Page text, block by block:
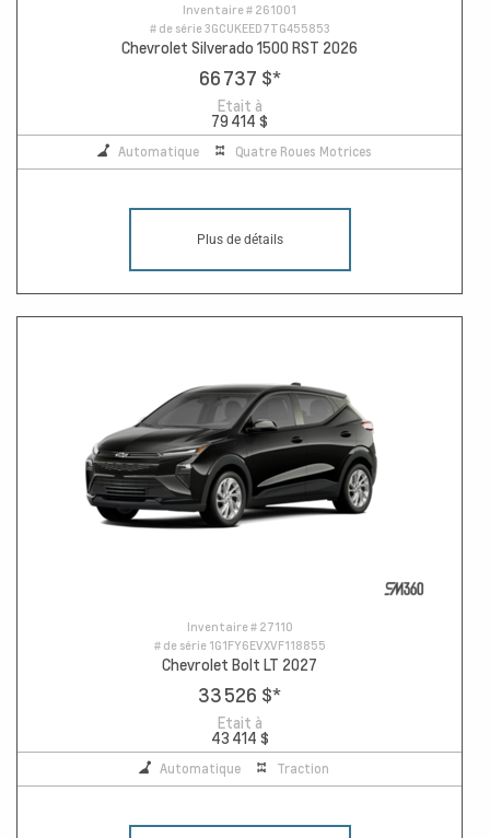
Inventaire # 261001
# de série3GCUKEED7TG455853
Chevrolet Silverado 1500 RST 2026
66 737 $*
Etait à
79 414 $
Automatique Quatre Roues Motrices
Plus de détails
Inventaire # 27110
# de série 1G1FY6EVXVF118855
Chevrolet Bolt LT 2027
33 526 $*
Etait à
43 414 $
Automatique Traction